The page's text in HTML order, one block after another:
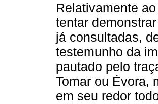
Relativamente
tentar
já consultadas,
testemunho da
pautado pelo
Tomar ou Évora,
em seu redor